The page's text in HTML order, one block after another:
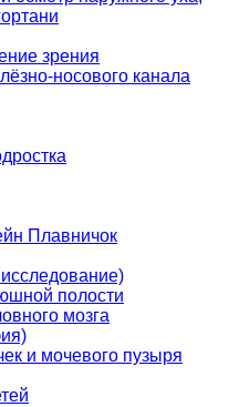
зрения
носового канала
Плавничок
полости
мозга
и мочевого пузыря